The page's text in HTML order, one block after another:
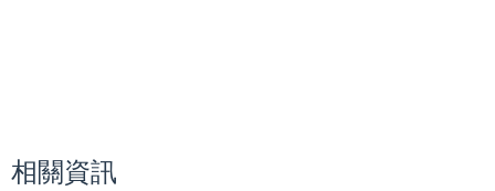
相關資訊